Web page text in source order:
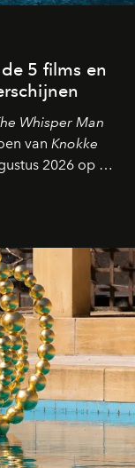
5 films en
Whisper Man
van Knokke
2026 op de